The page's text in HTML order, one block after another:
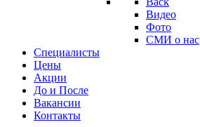
Видео
Фото
СМИ о нас
Специалисты
Цены
Акции
До и После
Вакансии
Контакты